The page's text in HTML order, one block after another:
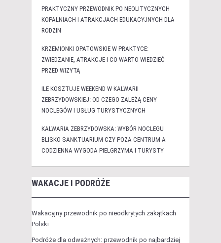
PRAKTYCZNY PRZEWODNIK PO NEOLITYCZNYCH
KOPALNIACH I ATRAKCJACH EDUKACYJNYCH DLA
RODZIN
KRZEMIONKI OPATOWSKIE W PRAKTYCE:
ZWIEDZANIE, ATRAKCJE I CO WARTO WIEDZIEĆ
PRZED WIZYTĄ
ILE KOSZTUJE WEEKEND W KALWARII
ZEBRZYDOWSKIEJ: OD CZEGO ZALEŻĄ CENY
NOCLEGÓW I USŁUG TURYSTYCZNYCH
KALWARIA ZEBRZYDOWSKA: WYBÓR NOCLEGU
BLISKO SANKTUARIUM CZY POZA CENTRUM A
CODZIENNA WYGODA PIELGRZYMA I TURYSTY
WAKACJE I PODRÓŻE
Wakacyjny przewodnik po nieodkrytych zakątkach
Polski
Podróże dla odważnych: przewodnik po najbardziej